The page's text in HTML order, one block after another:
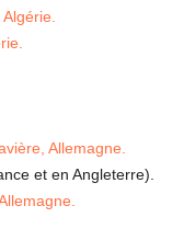
Allemagne.
et en Angleterre).